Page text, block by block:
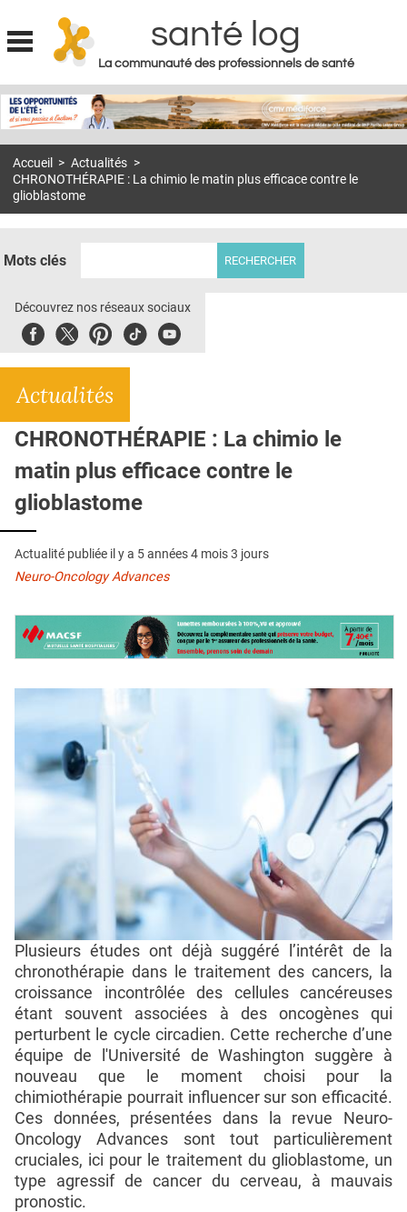
Jump to navigation
santé log
La communauté des professionnels de santé
MON COMPTE
S'ABONNER À LA REVUE SOIN À DOMICILE
E-REVUE SAD
THÉMA
CRÉDITS
Accueil > Actualités >
CHRONOTHÉRAPIE : La chimio le matin plus efficace contre le
glioblastome
Mots clés
Découvrez nos réseaux sociaux
FacebookTwitterPinterest
TiktokYoubute
Actualités
CHRONOTHÉRAPIE : La chimio le
matin plus efficace contre le
glioblastome
Actualité publiée il y a 5 années 4 mois 3 jours
Neuro-Oncology Advances
Plusieurs études ont déjà suggéré l’intérêt de la
chronothérapie dans le traitement des cancers, la
croissance incontrôlée des cellules cancéreuses
étant souvent associées à des oncogènes qui
perturbent le cycle circadien. Cette recherche d’une
équipe de l'Université de Washington suggère à
nouveau que le moment choisi pour la
chimiothérapie pourrait influencer sur son efficacité.
Ces données, présentées dans la revue Neuro-
Oncology Advances sont tout particulièrement
cruciales, ici pour le traitement du glioblastome, un
type agressif de cancer du cerveau, à mauvais
pronostic.